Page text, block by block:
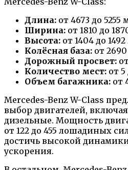
Длина: от 4673 до 5255
Ширина: от 1810 до
Высота: от 1404 до
Колёсная база: от
Дорожный просвет:
Количество мест: от 5
Объем багажника: от
Mercedes-Benz W-Class
выбор двигателей,
дизельные. Мощность
от 122 до 455 лошадиных
достичь высокой
ускорения.